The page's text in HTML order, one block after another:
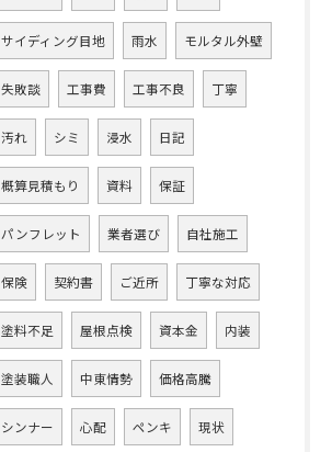
サイディング目地 雨水 モルタル外壁
失敗談 工事費 工事不良 丁寧
汚れ シミ 浸水 日記
概算見積もり 資料 保証
パンフレット 業者選び 自社施工
保険 契約書 ご近所 丁寧な対応
塗料不足 屋根点検 資本金 内装
塗装職人 中東情勢 価格高騰
シンナー 心配 ペンキ 現状